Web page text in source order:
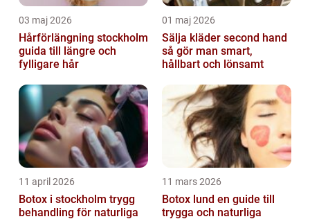
03 maj 2026
Hårförlängning stockholm
guida till längre och
fylligare hår
01 maj 2026
Sälja kläder second hand
så gör man smart,
hållbart och lönsamt
11 april 2026
Botox i stockholm trygg
behandling för naturliga
11 mars 2026
Botox lund en guide till
trygga och naturliga